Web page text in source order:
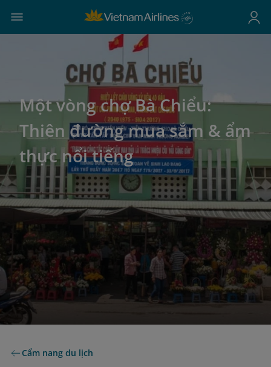
Một vòng chợ Bà Chiểu:
Thiên đường mua sắm & ẩm
thực nổi tiếng
Cẩm nang du lịch